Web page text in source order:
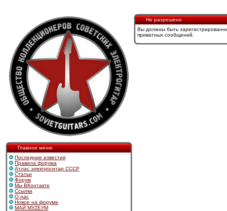
Главное меню
Последние известия
Правила форума
Атлас электрогитар СССР
Статьи
Форум
Мы ВКонтакте
Ссылки
О нас
Новое на форуме
МАЙ МУZЕУМ
Не разрешено
Вы должны быть
приватных сообщений.